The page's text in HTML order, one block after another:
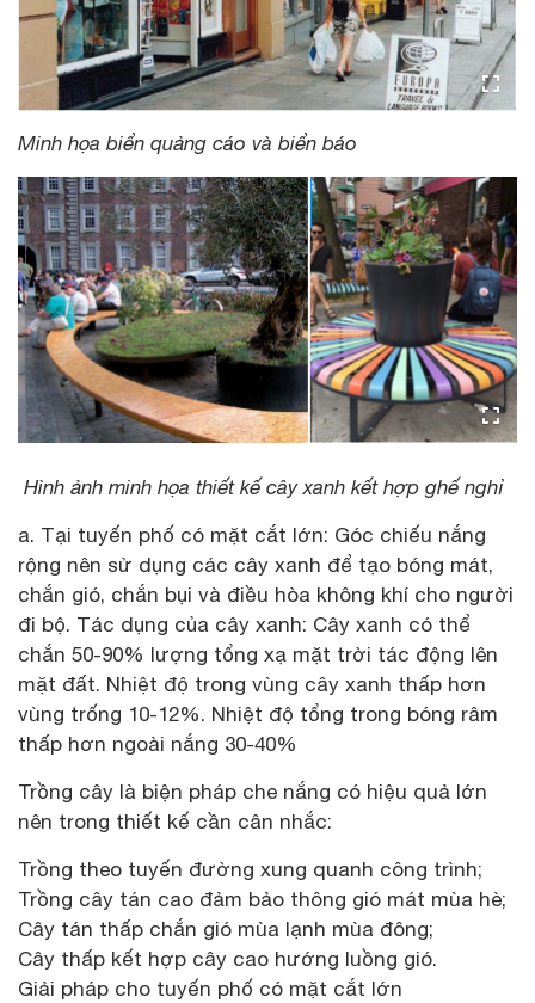
Minh họa biển quảng cáo và biển báo
Hình ảnh minh họa thiết kế cây xanh kết hợp ghế nghỉ
a. Tại tuyến phố có mặt cắt lớn: Góc chiếu nắng
rộng nên sử dụng các cây xanh để tạo bóng mát,
chắn gió, chắn bụi và điều hòa không khí cho người
đi bộ. Tác dụng của cây xanh: Cây xanh có thể
chắn 50-90% lượng tổng xạ mặt trời tác động lên
mặt đất. Nhiệt độ trong vùng cây xanh thấp hơn
vùng trống 10-12%. Nhiệt độ tổng trong bóng râm
thấp hơn ngoài nắng 30-40%
Trồng cây là biện pháp che nắng có hiệu quả lớn
nên trong thiết kế cần cân nhắc:
Trồng theo tuyến đường xung quanh công trình;
Trồng cây tán cao đảm bảo thông gió mát mùa hè;
Cây tán thấp chắn gió mùa lạnh mùa đông;
Cây thấp kết hợp cây cao hướng luồng gió.
Giải pháp cho tuyến phố có mặt cắt lớn